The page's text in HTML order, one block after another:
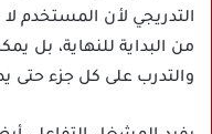
التدريجي لأن المستخدم
من البداية للنهاية، بل
والتدرب على كل جزء حتى